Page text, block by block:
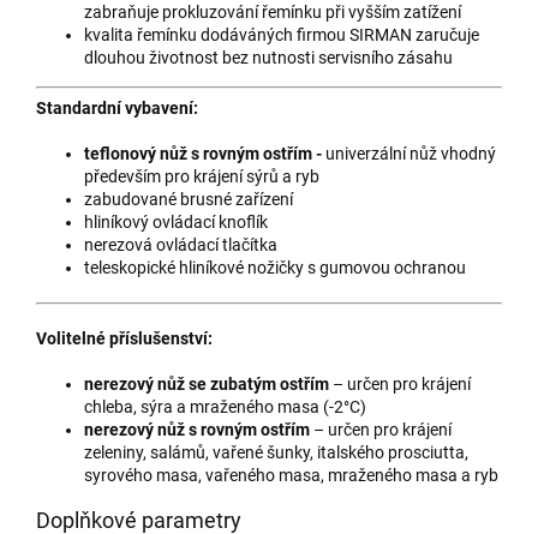
zabraňuje prokluzování řemínku při vyšším zatížení
kvalita řemínku dodáváných firmou SIRMAN zaručuje
dlouhou životnost bez nutnosti servisního zásahu
Standardní vybavení:
teflonový nůž s rovným ostřím - univerzální nůž vhodný
především pro krájení sýrů a ryb
zabudované brusné zařízení
hliníkový ovládací knoflík
nerezová ovládací tlačítka
teleskopické hliníkové nožičky s gumovou ochranou
Volitelné příslušenství:
nerezový nůž se zubatým ostřím – určen pro krájení
chleba, sýra a mraženého masa (-2°C)
nerezový nůž s rovným ostřím – určen pro krájení
zeleniny, salámů, vařené šunky, italského prosciutta,
syrového masa, vařeného masa, mraženého masa a ryb
Doplňkové parametry